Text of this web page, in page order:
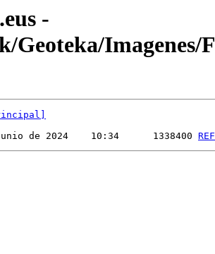
-
Geoteka/Imagenes/
de 2024    10:34      1338400